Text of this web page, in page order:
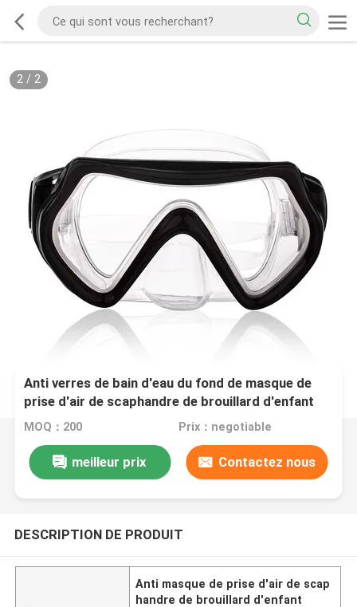
2/ 2
Anti verres de bain d'eau du fond de masque de
prise d'air de scaphandre de brouillard d'enfant
MOQ：200 Prix：negotiable
meilleur prix Contactez nous
DESCRIPTION DE PRODUIT
Anti masque de prise d'air de scap
handre de brouillard d'enfant